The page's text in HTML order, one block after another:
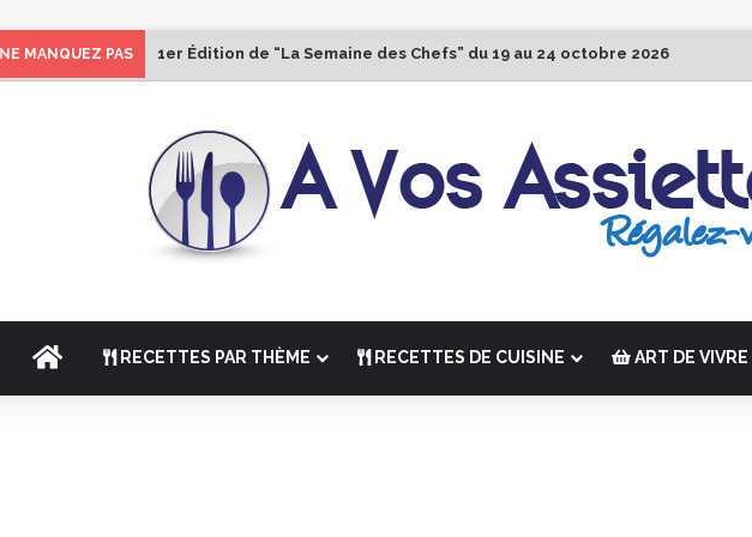
NE MANQUEZ PAS 1er Édition de “La Semaine des Chefs” du 19 au 24 octobre 2026
ACCUEILRECETTES PAR THÈME RECETTES DE CUISINE ART DE VIVRE